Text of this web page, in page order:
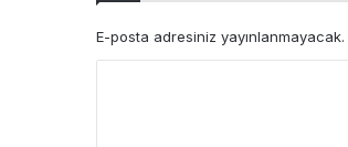
E-posta adresiniz yayınlanmayacak.